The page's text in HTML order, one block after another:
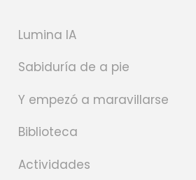
Lumina IA
Sabiduría de a pie
Y empezó a maravillarse
Biblioteca
Actividades